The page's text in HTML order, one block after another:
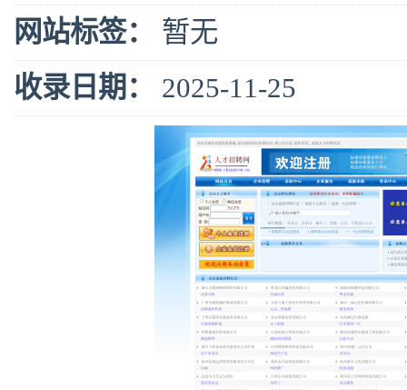
网站标签：
暂无
收录日期：
2025-11-25